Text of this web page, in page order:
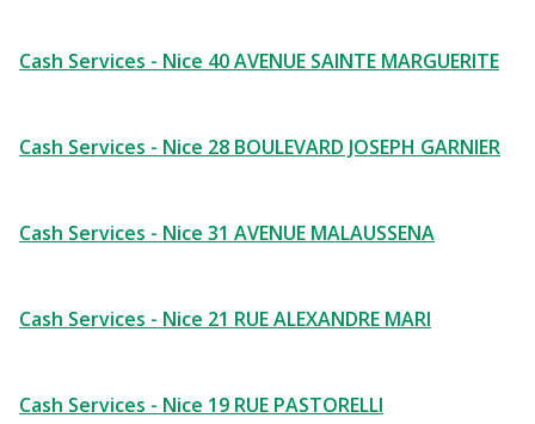
Cash Services - Nice 40 AVENUE SAINTE MARGUERITE
Cash Services - Nice 28 BOULEVARD JOSEPH GARNIER
Cash Services - Nice 31 AVENUE MALAUSSENA
Cash Services - Nice 21 RUE ALEXANDRE MARI
Cash Services - Nice 19 RUE PASTORELLI